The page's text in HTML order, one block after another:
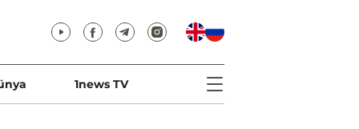
1news TV